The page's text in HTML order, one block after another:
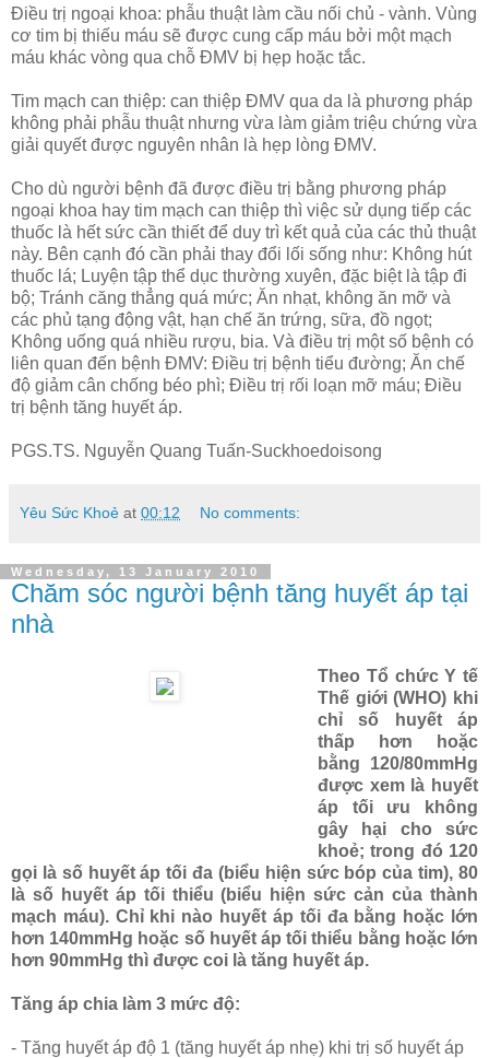
Điều trị ngoại khoa: phẫu thuật làm cầu nối chủ - vành. Vùng
cơ tim bị thiếu máu sẽ được cung cấp máu bởi một mạch
máu khác vòng qua chỗ ĐMV bị hẹp hoặc tắc.
Tim mạch can thiệp: can thiệp ĐMV qua da là phương pháp
không phải phẫu thuật nhưng vừa làm giảm triệu chứng vừa
giải quyết được nguyên nhân là hẹp lòng ĐMV.
Cho dù người bệnh đã được điều trị bằng phương pháp
ngoại khoa hay tim mạch can thiệp thì việc sử dụng tiếp các
thuốc là hết sức cần thiết để duy trì kết quả của các thủ thuật
này. Bên cạnh đó cần phải thay đổi lối sống như: Không hút
thuốc lá; Luyện tập thể dục thường xuyên, đặc biệt là tập đi
bộ; Tránh căng thẳng quá mức; Ăn nhạt, không ăn mỡ và
các phủ tạng động vật, hạn chế ăn trứng, sữa, đồ ngọt;
Không uống quá nhiều rượu, bia. Và điều trị một số bệnh có
liên quan đến bệnh ĐMV: Điều trị bệnh tiểu đường; Ăn chế
độ giảm cân chống béo phì; Điều trị rối loạn mỡ máu; Điều
trị bệnh tăng huyết áp.
PGS.TS. Nguyễn Quang Tuấn-Suckhoedoisong
Yêu Sức Khoẻ at 00:12 No comments:
Wednesday, 13 January 2010
Chăm sóc người bệnh tăng huyết áp tại
nhà
Theo Tổ chức Y tế
Thế giới (WHO) khi
chỉ số huyết áp
thấp hơn hoặc
bằng 120/80mmHg
được xem là huyết
áp tối ưu không
gây hại cho sức
khoẻ; trong đó 120
gọi là số huyết áp tối đa (biểu hiện sức bóp của tim), 80
là số huyết áp tối thiểu (biểu hiện sức cản của thành
mạch máu). Chỉ khi nào huyết áp tối đa bằng hoặc lớn
hơn 140mmHg hoặc số huyết áp tối thiểu bằng hoặc lớn
hơn 90mmHg thì được coi là tăng huyết áp.
Tăng áp chia làm 3 mức độ:
- Tăng huyết áp độ 1 (tăng huyết áp nhẹ) khi trị số huyết áp